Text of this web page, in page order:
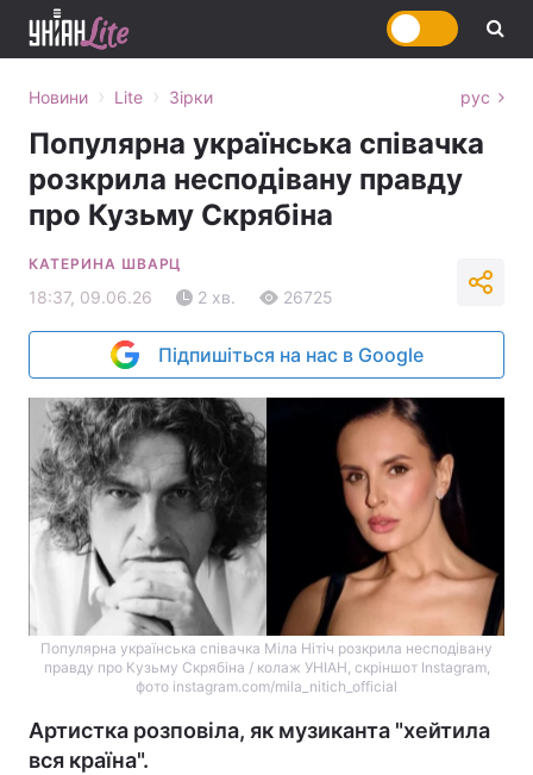
Новини › Lite › Зірки рус
Популярна українська співачка
розкрила несподівану правду
про Кузьму Скрябіна
КАТЕРИНА ШВАРЦ
18:37, 09.06.26 2 хв. 26725
Підпишіться на нас в Google
Популярна українська співачка Міла Нітіч розкрила несподівану
правду про Кузьму Скрябіна / колаж УНІАН, скріншот Instagram,
фото instagram.com/mila_nitich_official
Артистка розповіла, як музиканта "хейтила
вся країна".